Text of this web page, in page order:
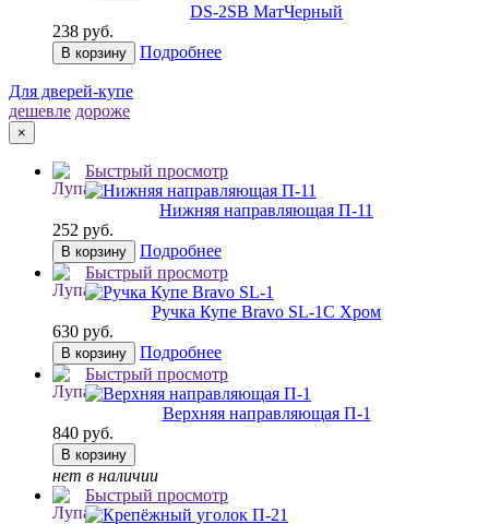
DS-2SB МатЧерный
238 руб.
В корзину Подробнее
Для дверей-купе
дешевле дороже
×
Быстрый просмотр
Нижняя направляющая П-11
252 руб.
В корзину
Подробнее
Быстрый просмотр
Ручка Купе Bravo SL-1C Хром
630 руб.
В корзину
Подробнее
Быстрый просмотр
Верхняя направляющая П-1
840 руб.
В корзину
нет в наличии
Быстрый просмотр